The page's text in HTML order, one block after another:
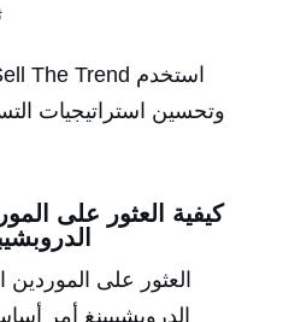
وتحسين استراتيجيات
كيفية العثور على
العثور على الموردين
الدروبشيبينغ أمر